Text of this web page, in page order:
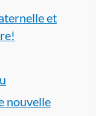
et
nouvelle